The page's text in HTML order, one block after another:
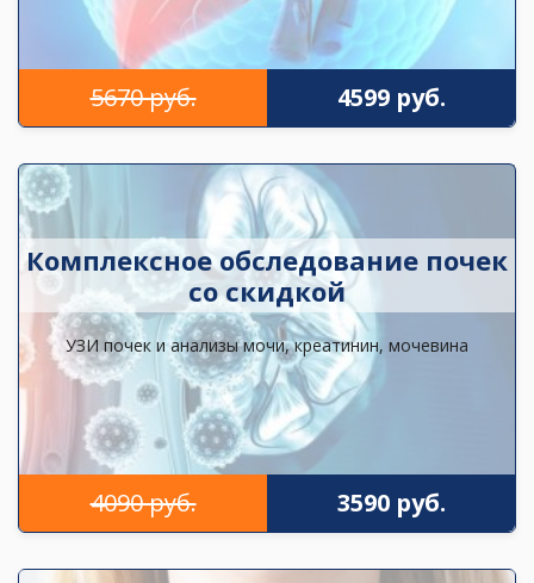
5670 руб. 4599 руб.
Комплексное обследование почек
со скидкой
УЗИ почек и анализы мочи, креатинин, мочевина
4090 руб. 3590 руб.